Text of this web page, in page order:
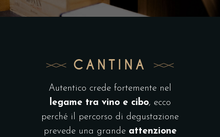
CANTINA
Autentico crede fortemente nel
legame tra vino e cibo, ecco
perché il percorso di degustazione
prevede una grande attenzione